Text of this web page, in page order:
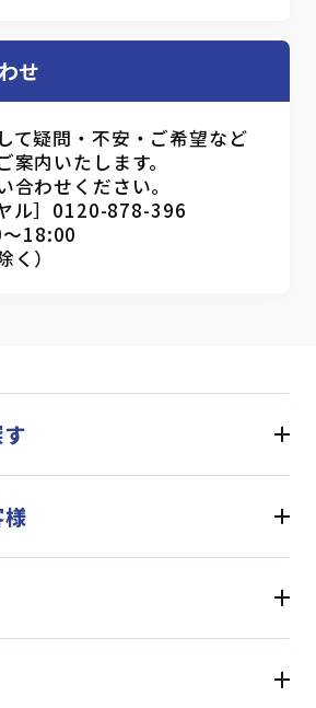
せ
て疑問・不安・ご希望など
案内いたします。
合わせください。
ヤル］0120-878-396
18:00
）